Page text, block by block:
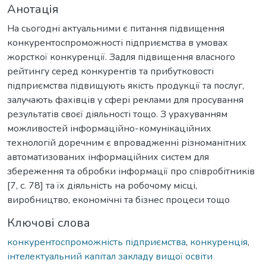
Анотація
На сьогодні актуальними є питання підвищення
конкурентоспроможності підприємства в умовах
жорсткої конкуренції. Задля підвищення власного
рейтингу серед конкурентів та прибутковості
підприємства підвищують якість продукції та послуг,
залучають фахівців у сфері реклами для просування
результатів своєї діяльності тощо. З урахуванням
можливостей інформаційно-комунікаційних
технологій доречним є впровадженні різноманітних
автоматизованих інформаційних систем для
збереження та обробки інформації про співробітників
[7, с. 78] та їх діяльність на робочому місці,
виробництво, економічні та бізнес процеси тощо
Ключові слова
конкурентоспроможність підприємства, конкуренція,
інтелектуальний капітал закладу вищої освіти